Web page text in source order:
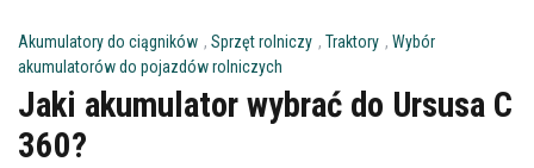
Akumulatory do ciągników , Sprzęt rolniczy , Traktory , Wybór
akumulatorów do pojazdów rolniczych
Jaki akumulator wybrać do Ursusa C
360?